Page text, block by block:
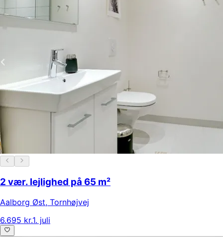
2 vær. lejlighed på 65 m²
Aalborg Øst, Tornhøjvej
6.695 kr.1. juli